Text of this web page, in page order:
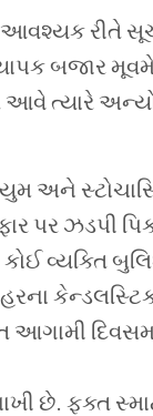
આવશ્યક રીતે
બજાર
આવેત્યારે
અને
પર ઝડપી
કોઈવ્યક્તિ
આગામી
છે. ફક્ત